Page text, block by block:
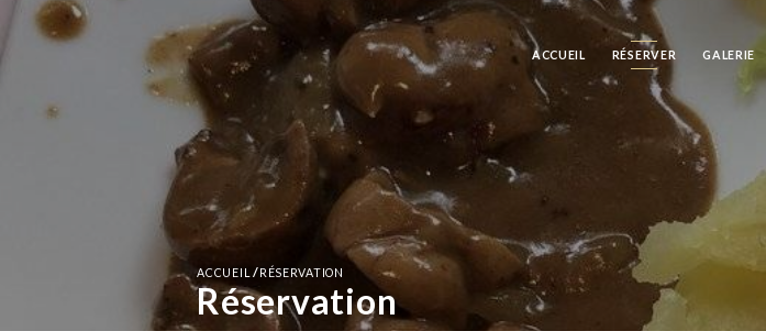
ACCUEIL RÉSERVER GALERIE
ACCUEIL/ RÉSERVATION
Réservation